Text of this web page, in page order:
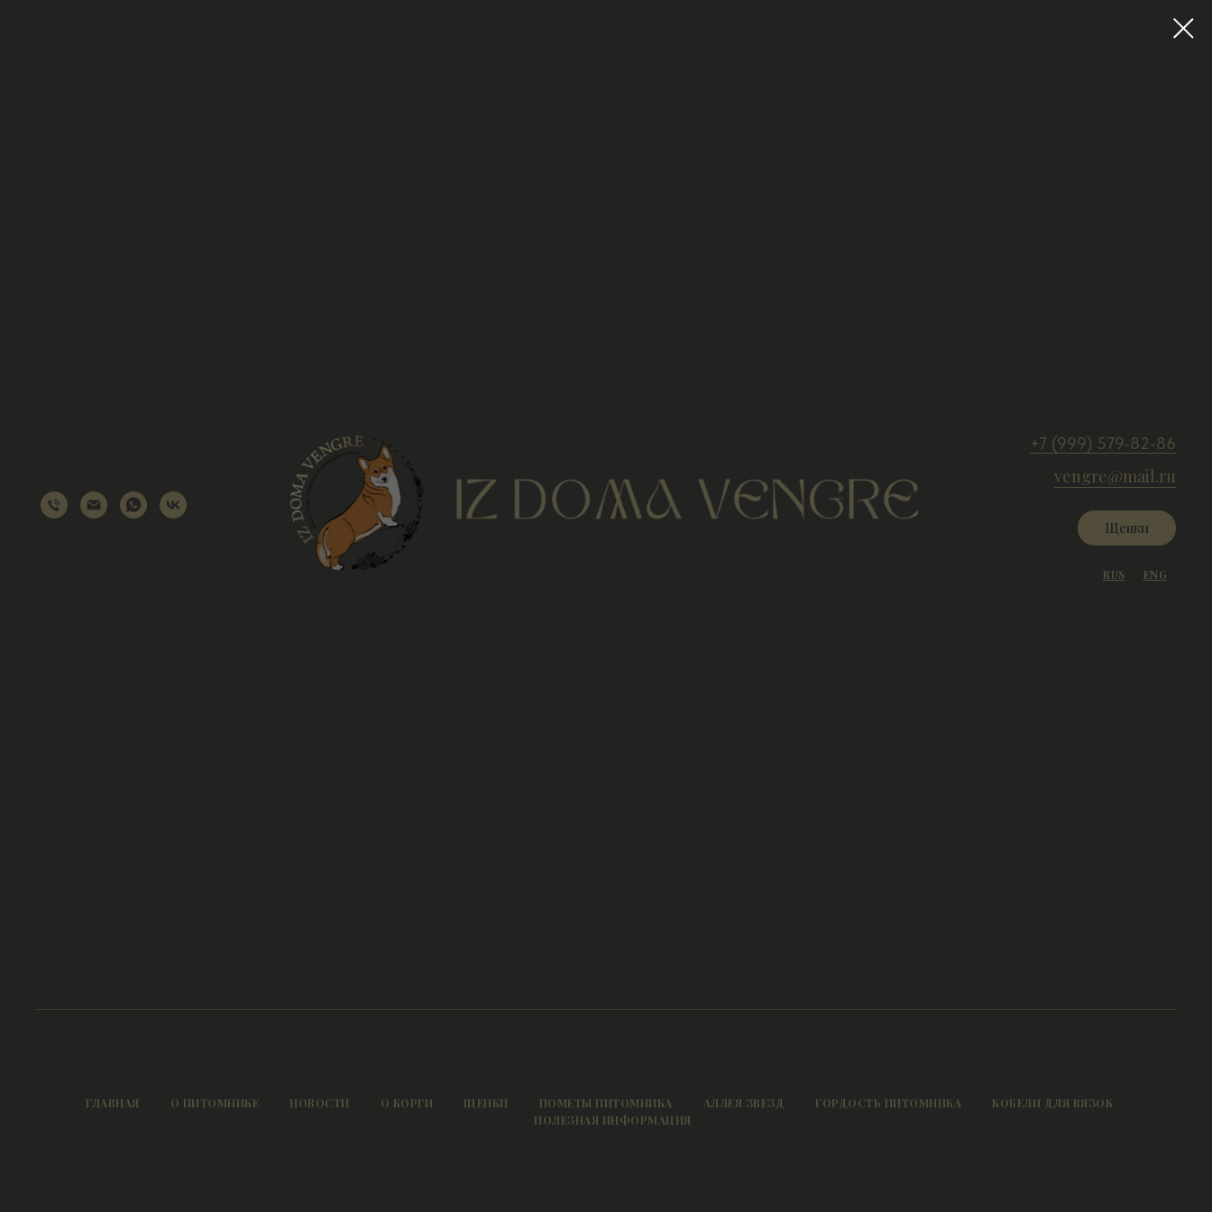
+7 (999) 579-82-86
vengre@mail.ru
Щенки
RUS ENG
ГЛАВНАЯ О ПИТОМНИКЕ НОВОСТИ О КОРГИ ЩЕНКИ ПОМЕТЫ ПИТОМНИКА АЛЛЕЯ ЗВЕЗД ГОРДОСТЬ ПИТОМНИКА
КОБЕЛИ ДЛЯ ВЯЗОК
ПОЛЕЗНАЯ ИНФОРМАЦИЯ